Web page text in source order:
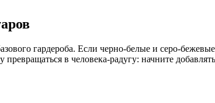
гардероба. Если черно-белые и серо-
в человека-радугу: начните